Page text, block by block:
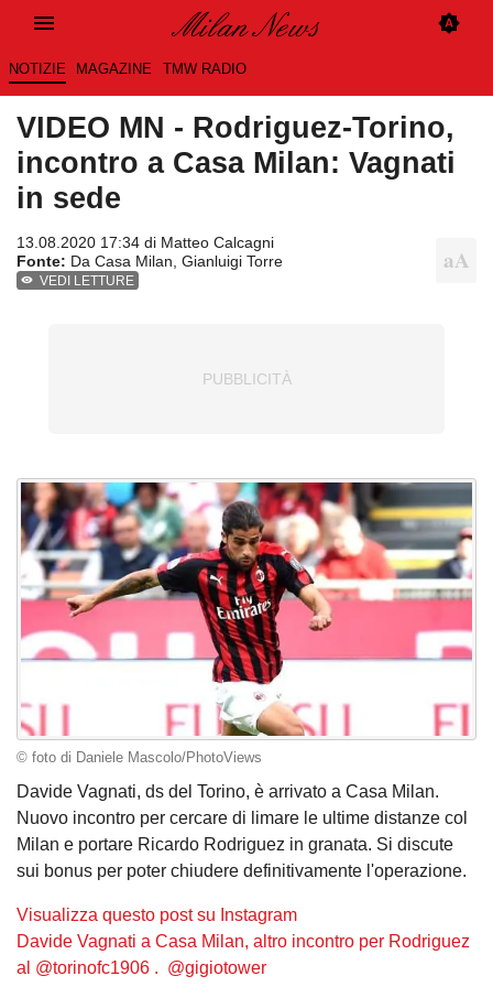
NOTIZIE MAGAZINE TMW RADIO
VIDEO MN - Rodriguez-Torino,
incontro a Casa Milan: Vagnati
in sede
13.08.2020 17:34 di Matteo Calcagni
Fonte: Da Casa Milan, Gianluigi Torre
VEDI LETTURE
© foto di Daniele Mascolo/PhotoViews
Davide Vagnati, ds del Torino, è arrivato a Casa Milan.
Nuovo incontro per cercare di limare le ultime distanze col
Milan e portare Ricardo Rodriguez in granata. Si discute
sui bonus per poter chiudere definitivamente l'operazione.
Visualizza questo post su Instagram
Davide Vagnati a Casa Milan, altro incontro per Rodriguez
al @torinofc1906 . @gigiotower